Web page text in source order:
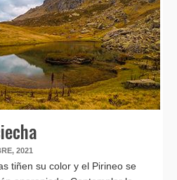
2021
tiñen su color y el Pirineo se